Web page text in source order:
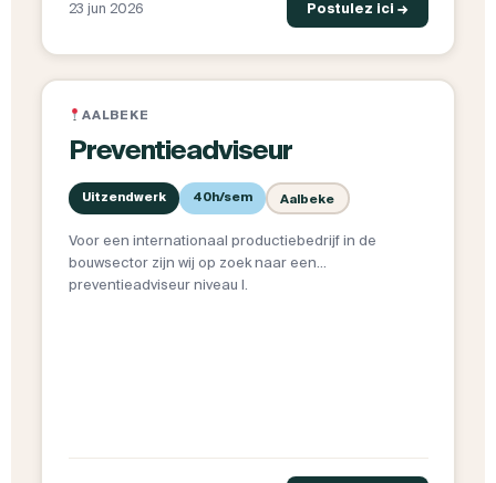
23 jun 2026 Postulez ici →
AALBEKE
Preventieadviseur
Uitzendwerk 40h/sem Aalbeke
Voor een internationaal productiebedrijf in de
bouwsector zijn wij op zoek naar een
preventieadviseur niveau I.